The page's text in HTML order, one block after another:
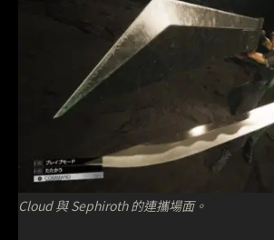
Cloud 與 Sephiroth 的連攜場面。